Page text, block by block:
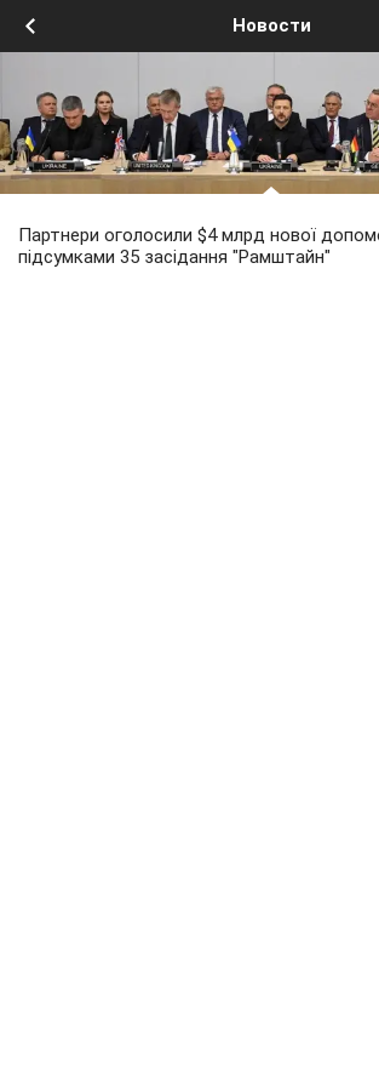
Новости
Партнери оголосили $4 млрд нової
підсумками 35 засідання "Рамштайн"